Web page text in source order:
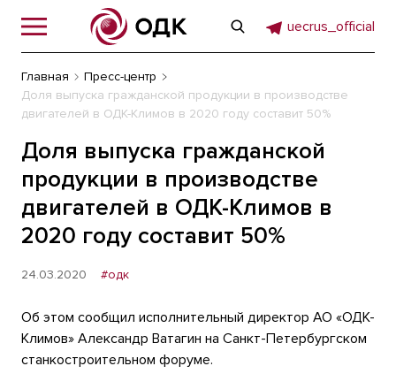
uecrus_official
Главная
Пресс-центр
Доля выпуска гражданской продукции в производстве
двигателей в ОДК-Климов в 2020 году составит 50%
Доля выпуска гражданской
продукции в производстве
двигателей в ОДК-Климов в
2020 году составит 50%
24.03.2020 #одк
Об этом сообщил исполнительный директор АО «ОДК-
Климов» Александр Ватагин на Санкт-Петербургском
станкостроительном форуме.